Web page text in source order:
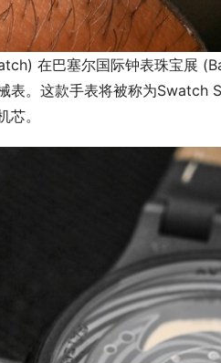
在巴塞尔国际钟表珠宝展
表。这款手表将被称为Swatch
。